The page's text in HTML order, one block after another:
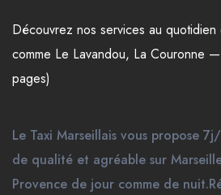
Découvrez nos services au quotidien
comme Le Lavandou, La Couronne —
pages)
Le Taxi Marseillais vous propose
de qualité et agréable sur
Provence de jour comme de